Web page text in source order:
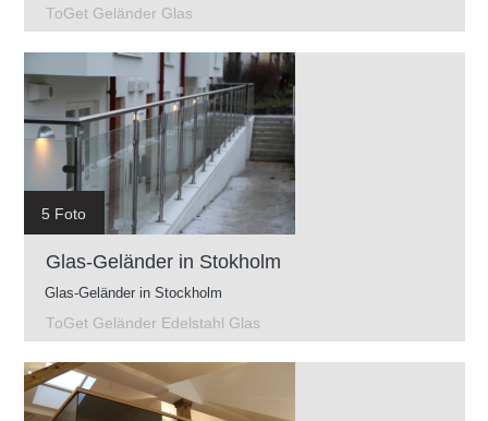
ToGet Geländer Glas
5 Foto
Glas-Geländer in Stokholm
Glas-Geländer in Stockholm
ToGet Geländer Edelstahl Glas